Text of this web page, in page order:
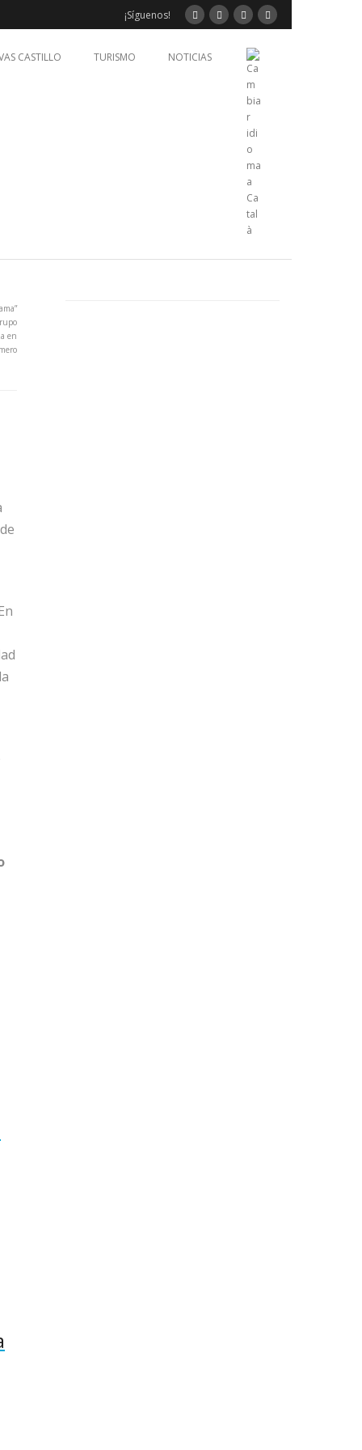
¡Síguenos!
CASTILLO TURISMO NOTICIAS
en
de